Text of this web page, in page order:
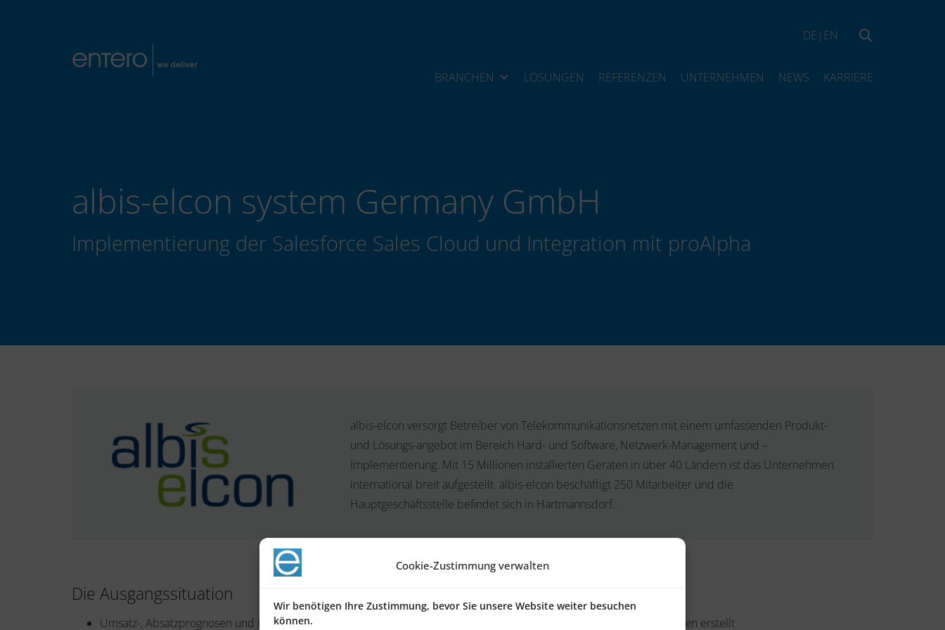
Cookie-Zustimmung verwalten
Wir benötigen Ihre Zustimmung, bevor Sie unsere Website weiter besuchen
können.
DE | EN
BRANCHEN LÖSUNGEN REFERENZEN UNTERNEHMEN NEWS KARRIERE
albis-elcon system Germany GmbH
Implementierung der Salesforce Sales Cloud und Integration mit proAlpha
albis-elcon versorgt Betreiber von Telekommunikationsnetzen mit einem umfassenden Produkt-
und Lösungs-angebot im Bereich Hard- und Software, Netzwerk-Management und –
Implementierung. Mit 15 Millionen installierten Geräten in über 40 Ländern ist das Unternehmen
international breit aufgestellt. albis-elcon beschäftigt 250 Mitarbeiter und die
Hauptgeschäftsstelle befindet sich in Hartmannsdorf.
Die Ausgangssituation
Umsatz-, Absatzprognosen und Produktionspläne wurden bisher manuell mit Hilfe von Tabellen und Ad-hoc-Protokollen erstellt